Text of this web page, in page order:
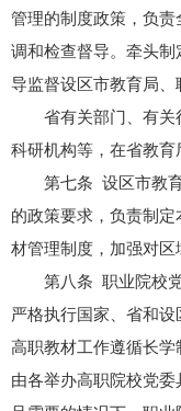
管理的制度政策，负
调和检查督导。牵头
导监督设区市教育局、
省有关部门、有关
科研机构等，在省教育
第七条 设区市教
的政策要求，负责制
材管理制度，加强对区
第八条 职业院校
严格执行国家、省和
高职教材工作遵循长学
由各举办高职院校党